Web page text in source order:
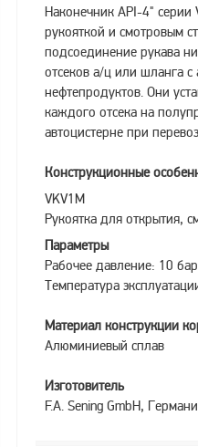
Метрологическое
оборудование
Рукава, шланги и
техпластина МБС
Соединительная
Устройства
заземления
автоцистерн и
комплектующие
Продукция НПП
СЕНСОР
оборудование
оборудование
Аналоги запасных
Наконечник API-4" серии
рукояткой и смотровым
подсоединение рукава
отсеков а/ц или шланга
нефтепродуктов. Они
каждого отсека на
автоцистерне при
Конструкционные
VKV1M
Рукоятка для открытия,
Параметры
Рабочее давление: 10
Температура
Материал конструкции
Алюминиевый сплав
Изготовитель
F.A. Sening GmbH,